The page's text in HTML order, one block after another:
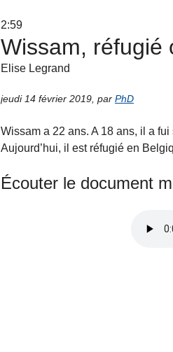
2:59
Wissam, réfugié
Elise Legrand
jeudi 14 février 2019 par PhD
Wissam a 22 ans. A 18 ans, il a
Aujourd’hui, il est réfugié en
Écouter le document